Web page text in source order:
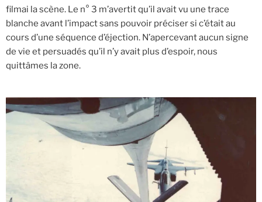
filmai la scène. Le n° 3 m’avertit qu’il avait vu une trace
blanche avant l’impact sans pouvoir préciser si c’était au
cours d’une séquence d’éjection. N’apercevant aucun signe
de vie et persuadés qu’il n’y avait plus d’espoir, nous
quittâmes la zone.